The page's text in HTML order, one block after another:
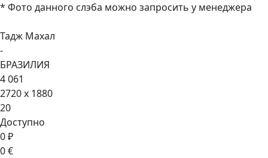
* Фото данного слэба можно запросить у менеджера
Тадж Махал
-
БРАЗИЛИЯ
4 061
2720 x 1880
20
Доступно
0 ₽
0 €